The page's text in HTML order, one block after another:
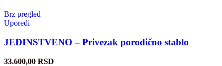
Brz pregled
Uporedi
JEDINSTVENO – Privezak porodično stablo
33.600,00 RSD